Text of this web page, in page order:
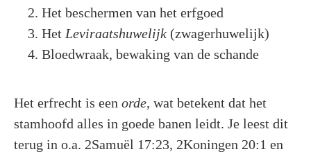
Het beschermen van het erfgoed
Het Leviraatshuwelijk (zwagerhuwelijk)
Bloedwraak, bewaking van de schande
Het erfrecht is een orde, wat betekent dat het
stamhoofd alles in goede banen leidt. Je leest dit
terug in o.a. 2Samuël 17:23, 2Koningen 20:1 en